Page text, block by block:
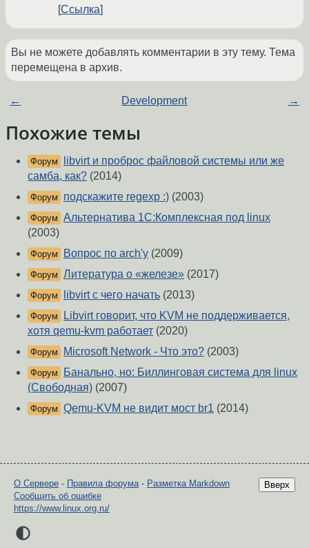
Ссылка
Вы не можете добавлять комментарии в эту тему. Тема
перемещена в архив.
← Development →
Похожие темы
Форум
libvirt и проброс файловой системы или же
самба, как? (2014)
Форум подскажите regexp :) (2003)
Форум Альтернатива 1С:Комплексная под linux
(2003)
Форум Вопрос по arch'у (2009)
Форум Литература о «железе» (2017)
Форум libvirt с чего начать (2013)
Форум
Libvirt говорит, что KVM не поддерживается,
хотя qemu-kvm работает (2020)
Форум Microsoft Network - Что это? (2003)
Форум
Банально, но: Биллинговая система для linux
(Свободная) (2007)
Форум Qemu-KVM не видит мост br1 (2014)
Вверх
О Сервере - Правила форума - Разметка Markdown
Сообщить об ошибке
https://www.linux.org.ru/